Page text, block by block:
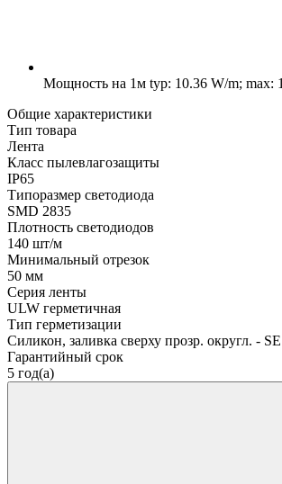
Мощность на 1м typ: 10.36 W/m; max:
Общие характеристики
Тип товара
Лента
Класс пылевлагозащиты
IP65
Типоразмер светодиода
SMD 2835
Плотность светодиодов
140 шт/м
Минимальный отрезок
50 мм
Серия ленты
ULW герметичная
Тип герметизации
Силикон, заливка сверху прозр. округл. - SE
Гарантийный срок
5 год(а)